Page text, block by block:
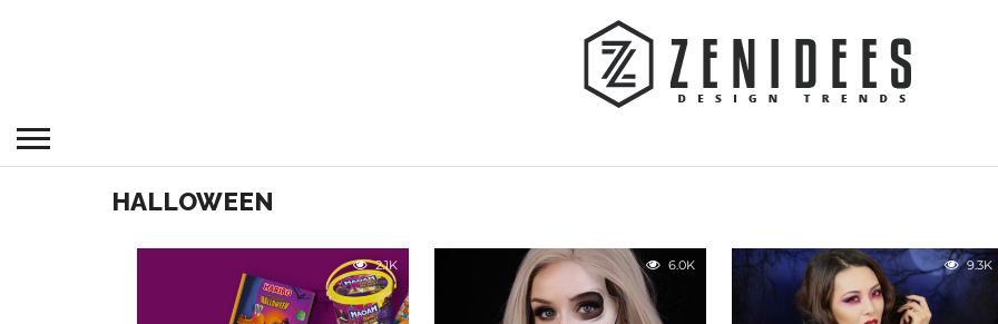
HALLOWEEN
2.1K 6.0K 9.3K